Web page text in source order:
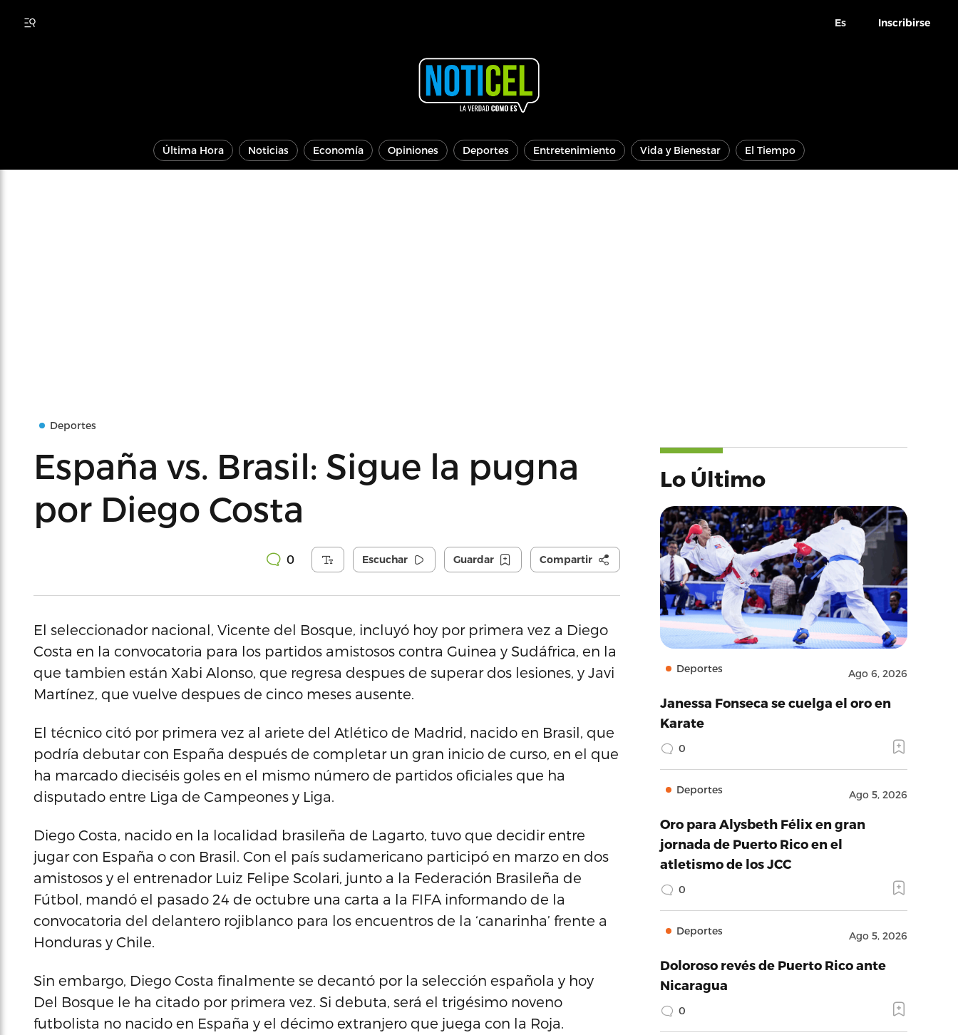
Es Inscribirse
Última Hora Noticias Economía Opiniones Deportes Entretenimiento Vida y Bienestar El Tiempo
Deportes
España vs. Brasil: Sigue la pugna
por Diego Costa
0 Escuchar Guardar Compartir
El seleccionador nacional, Vicente del Bosque, incluyó hoy por primera vez a Diego
Costa en la convocatoria para los partidos amistosos contra Guinea y Sudáfrica, en la
que tambien están Xabi Alonso, que regresa despues de superar dos lesiones, y Javi
Martínez, que vuelve despues de cinco meses ausente.
El técnico citó por primera vez al ariete del Atlético de Madrid, nacido en Brasil, que
podría debutar con España después de completar un gran inicio de curso, en el que
ha marcado dieciséis goles en el mismo número de partidos oficiales que ha
disputado entre Liga de Campeones y Liga.
Diego Costa, nacido en la localidad brasileña de Lagarto, tuvo que decidir entre
jugar con España o con Brasil. Con el país sudamericano participó en marzo en dos
amistosos y el entrenador Luiz Felipe Scolari, junto a la Federación Brasileña de
Fútbol, mandó el pasado 24 de octubre una carta a la FIFA informando de la
convocatoria del delantero rojiblanco para los encuentros de la ‘canarinha’ frente a
Honduras y Chile.
Sin embargo, Diego Costa finalmente se decantó por la selección española y hoy
Del Bosque le ha citado por primera vez. Si debuta, será el trigésimo noveno
futbolista no nacido en España y el décimo extranjero que juega con la Roja.
Lo Último
Deportes Ago 6, 2026
Janessa Fonseca se cuelga el oro en
Karate
0
Deportes Ago 5, 2026
Oro para Alysbeth Félix en gran
jornada de Puerto Rico en el
atletismo de los JCC
0
Deportes Ago 5, 2026
Doloroso revés de Puerto Rico ante
Nicaragua
0